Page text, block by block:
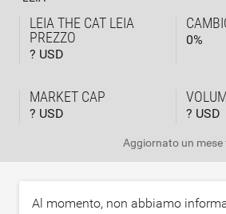
LEIA THE CAT LEIA
PREZZO
? USD
0%
MARKET CAP
? USD ? USD
Aggiornato un mese
Al momento, non abbiamo